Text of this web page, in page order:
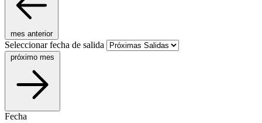
mes anterior
Seleccionar fecha de salida
próximo mes
Fecha